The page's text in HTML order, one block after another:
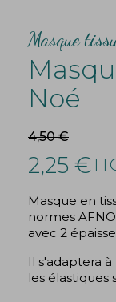
Masque
Noé
4,50 €
2,25 €
Masque en
normes
avec 2
Il s'adaptera
les élastiques